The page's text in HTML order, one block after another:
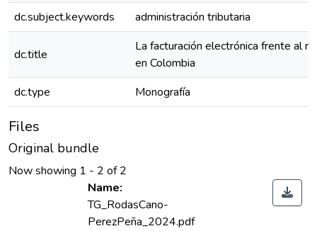
dc.subject.keywords
administración tributaria
dc.title
La facturación electrónica frente al
en Colombia
dc.type
Monografía
Files
Original bundle
Now showing 1 - 2 of 2
Name:
TG_RodasCano-
PerezPeña_2024.pdf